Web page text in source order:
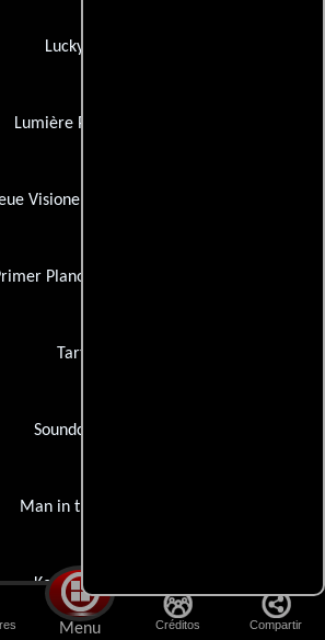
Menu Créditos Compartir
Lucky Red
Lumière Productie
Visionen Filmverleih
Plano Film Group
Tartan
Soundcrafter
Man in the Chair
Kojo Pictures